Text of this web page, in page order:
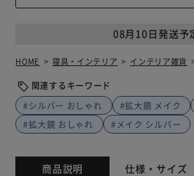
08月10日発送予
HOME 寝具・インテリア インテリア雑貨
関連するキーワード
#シルバー おしゃれ
#拡大鏡 メイク
#拡大鏡 おしゃれ
#メイク シルバー
商品説明 仕様・サイズ